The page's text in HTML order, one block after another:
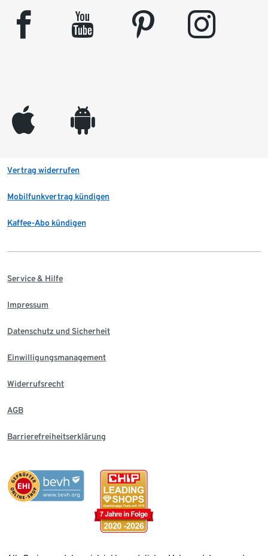
facebook youtube pinterest instagram
appleinc android
Vertrag widerrufen
Mobilfunkvertrag kündigen
Kaffee-Abo kündigen
Service & Hilfe
Impressum
Datenschutz und Sicherheit
Einwilligungsmanagement
Widerrufsrecht
AGB
Barrierefreiheitserklärung